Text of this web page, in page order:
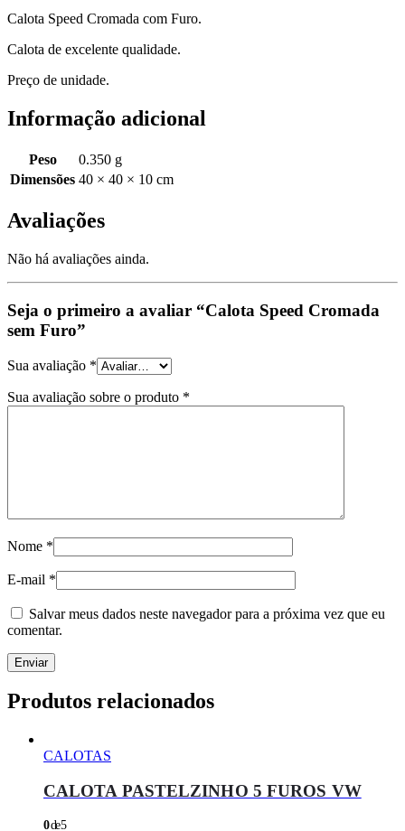
Calota Speed Cromada com Furo.
Calota de excelente qualidade.
Preço de unidade.
Informação adicional
Peso
0.350 g
Dimensões 40 × 40 × 10 cm
Avaliações
Não há avaliações ainda.
Seja o primeiro a avaliar “Calota Speed Cromada
sem Furo”
Sua avaliação *
Sua avaliação sobre o produto *
Nome *
E-mail *
Salvar meus dados neste navegador para a próxima vez que eu
comentar.
Produtos relacionados
CALOTAS
CALOTA PASTELZINHO 5 FUROS VW
0de 5